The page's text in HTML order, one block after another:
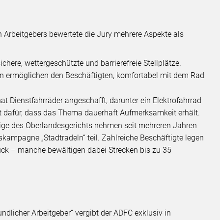
bewertete die Jury mehrere Aspekte als
wettergeschützte und barrierefreie Stellplätze.
ermöglichen den Beschäftigten, komfortabel mit dem Rad
Dienstfahrräder angeschafft, darunter ein Elektrofahrrad
dass das Thema dauerhaft Aufmerksamkeit erhält.
des Oberlandesgerichts nehmen seit mehreren Jahren
„Stadtradeln“ teil. Zahlreiche Beschäftigte legen
– manche bewältigen dabei Strecken bis zu 35
Arbeitgeber“ vergibt der ADFC exklusiv in